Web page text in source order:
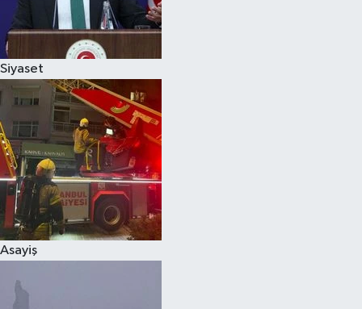
Siyaset
Asayiş
Spor
Çocuk
Eğitim
Hava Durumu
Kadın